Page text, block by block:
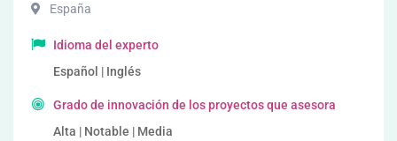
España
Idioma del experto
Español | Inglés
Grado de innovación de los proyectos que asesora
Alta | Notable | Media